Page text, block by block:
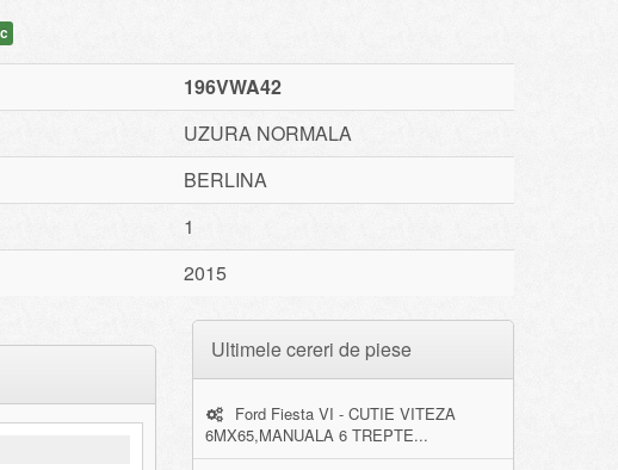
196VWA42
UZURA NORMALA
BERLINA
1
2015
Ultimele cereri de piese
Ford Fiesta VI - CUTIE VITEZA
6MX65,MANUALA 6 TREPTE...